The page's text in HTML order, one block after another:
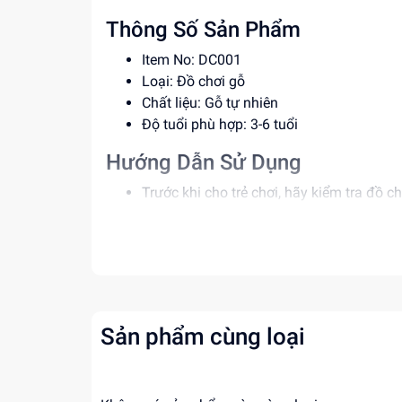
Thông Số Sản Phẩm
Item No: DC001
Loại: Đồ chơi gỗ
Chất liệu: Gỗ tự nhiên
Độ tuổi phù hợp: 3-6 tuổi
Hướng Dẫn Sử Dụng
Trước khi cho trẻ chơi, hãy kiểm tra đồ
Đảm bảo trẻ chơi đồ chơi dưới sự giám
Lưu ý không để trẻ đưa đồ chơi vào
Kích thích sự quan sát và khám phá của
Giúp trẻ phát triển kỹ năng giải quyết vấn
Sản phẩm cùng loại